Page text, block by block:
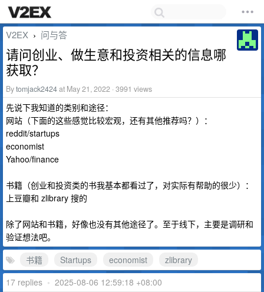
V2EX › 问与答
请问创业、做生意和投资相关的信息哪
获取？
Bytomjack2424at May 21, 2022 · 3991 views
先说下我知道的类别和途径：
网站（下面的这些感觉比较宏观，还有其他推荐吗？）：
reddit/startups
economist
Yahoo/finance
书籍（创业和投资类的书我基本都看过了，对实际有帮助的很少）：
上豆瓣和 zlibrary 搜的
除了网站和书籍，好像也没有其他途径了。至于线下，主要是调研和
验证想法吧。
书籍
Startups economist
zlibrary
17 replies • 2025-08-06 12:59:18 +08:00